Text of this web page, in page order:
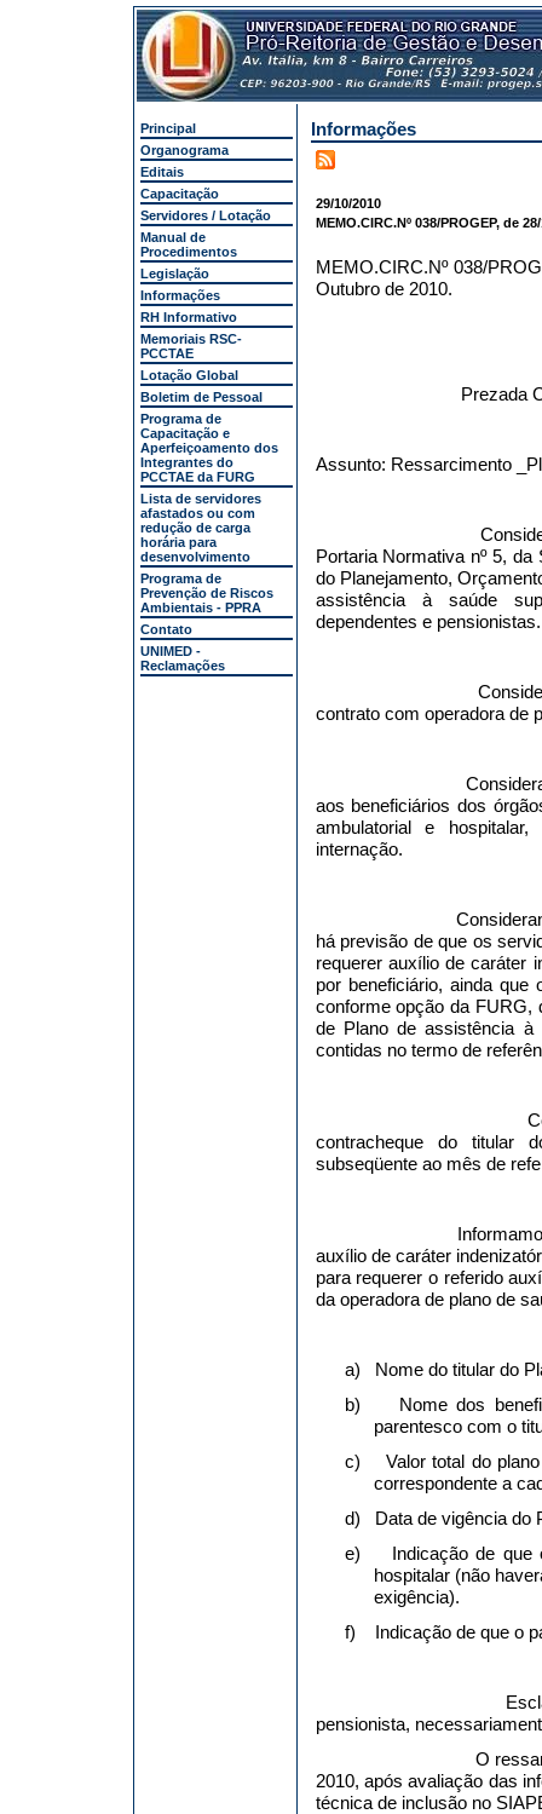
Principal
Organograma
Editais
Capacitação
Servidores / Lotação
Manual de
Procedimentos
Legislação
Informações
RH Informativo
Memoriais RSC-
PCCTAE
Lotação Global
Boletim de Pessoal
Programa de
Capacitação e
Aperfeiçoamento dos
Integrantes do
PCCTAE da FURG
Lista de servidores
afastados ou com
redução de carga
horária para
desenvolvimento
Programa de
Prevenção de Riscos
Ambientais - PPRA
Contato
UNIMED -
Reclamações
Informações
29/10/2010
MEMO.CIRC.Nº 038/PROGEP, de
MEMO.CIRC.Nº 038/
Outubro de 2010.
Prezada
Assunto: Ressarcimento
Portaria Normativa nº 5,
do Planejamento,
assistência à saúde
dependentes e pensionistas.
contrato com operadora de
aos beneficiários dos
ambulatorial e
internação.
há previsão de que os
requerer auxílio de caráter
por beneficiário, ainda que
conforme opção da FURG,
de Plano de assistência à
contidas no termo de
contracheque do titular
subseqüente ao mês de
auxílio de caráter
para requerer o referido
da operadora de plano de
a)
Nome do titular do
b)
Nome dos
parentesco com o
c)
Valor total do
correspondente a
d)
Data de vigência do
e)
Indicação de que
hospitalar (não
exigência).
f)
Indicação de que o
pensionista,
O
2010, após avaliação das
técnica de inclusão no